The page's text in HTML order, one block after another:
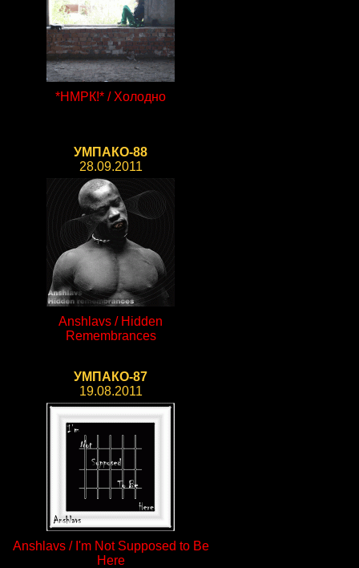
*НМРК!* / Холодно
УМПАКО-88
28.09.2011
Anshlavs / Hidden
Remembrances
УМПАКО-87
19.08.2011
Anshlavs / I'm Not Supposed to Be
Here